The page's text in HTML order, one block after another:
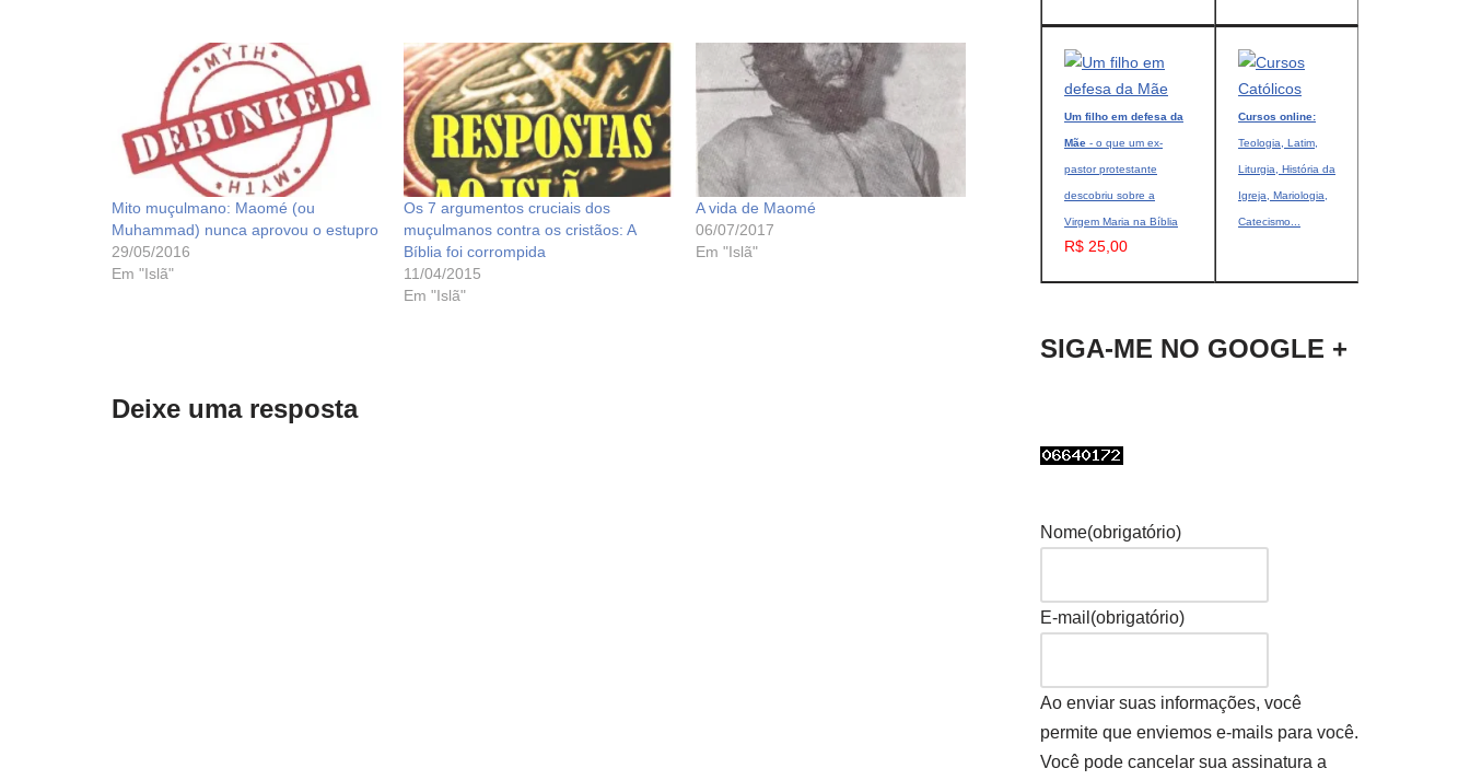
Mito muçulmano: Maomé (ou
Muhammad) nunca aprovou o estupro
29/05/2016
Em "Islã"
Os 7 argumentos cruciais dos
muçulmanos contra os cristãos: A
Bíblia foi corrompida
11/04/2015
Em "Islã"
A vida de Maomé
06/07/2017
Em "Islã"
Deixe uma resposta
Um filho em defesa da
Mãe - o que um ex-
pastor protestante
descobriu sobre a
Virgem Maria na Bíblia
R$ 25,00
Cursos online:
Teologia, Latim,
Liturgia, História da
Igreja, Mariologia,
Catecismo...
SIGA-ME NO GOOGLE +
Nome(obrigatório)
E-mail (obrigatório)
Ao enviar suas informações, você
permite que enviemos e-mails para você.
Você pode cancelar sua assinatura a